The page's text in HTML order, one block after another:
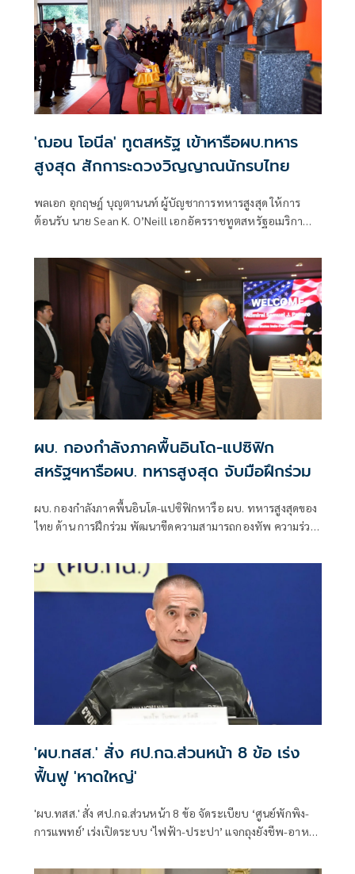
'ฌอน โอนีล' ทูตสหรัฐ เข้าหารือผบ.ทหาร
สูงสุด สักการะดวงวิญญาณนักรบไทย
พลเอก อุกฤษฎ์ บุญตานนท์ ผู้บัญชาการทหารสูงสุด ให้การ
ต้อนรับ นาย Sean K. O’Neill เอกอัครราชทูตสหรัฐอเมริกา
พวงมาลาสักการะดวงวิญญาณนักรบไทย และเยี่ยมคำนับผู้
บัญชาการทหารสูงสุด ในโอกาสเข้ารับตำแหน่งใหม่ ณ อนุสรณ์
ผบ. กองกำลังภาคพื้นอินโด-แปซิฟิก
สหรัฐฯหารือผบ. ทหารสูงสุด จับมือฝึกร่วม
ผบ. กองกำลังภาคพื้นอินโด-แปซิฟิกหารือ ผบ. ทหารสูงสุดของ
ไทย ด้าน การฝึกร่วม พัฒนาขีดความสามารถกองทัพ ความร่วม
ผ่านโครงการต่าง ๆ ของสหรัฐฯ
'ผบ.ทสส.' สั่ง ศป.กฉ.ส่วนหน้า 8 ข้อ เร่ง
ฟื้นฟู 'หาดใหญ่'
'ผบ.ทสส.' สั่ง ศป.กฉ.ส่วนหน้า 8 ข้อ จัดระเบียบ ‘ศูนย์พักพิง-
การแพทย์’ เร่งเปิดระบบ ‘ไฟฟ้า-ประปา’ แจกถุงยังชีพ-อาหาร
ย้ายยานพาหนะกีดขวาง